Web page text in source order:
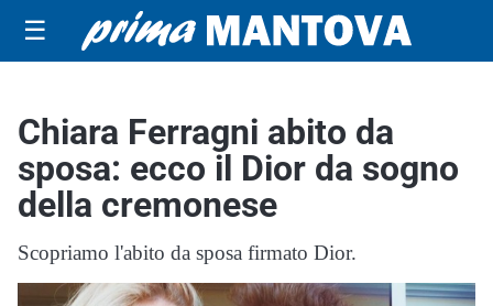
☰
Chiara Ferragni abito da
sposa: ecco il Dior da sogno
della cremonese
Scopriamo l'abito da sposa firmato Dior.